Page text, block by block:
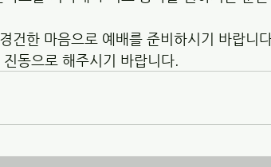
건한 마음으로 예배를 준비하시기 바랍니
진동으로 해주시기 바랍니다.